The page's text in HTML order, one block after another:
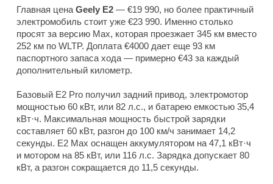
Главная цена Geely E2 — €19 990, но более практичный
электромобиль стоит уже €23 990. Именно столько
просят за версию Max, которая проезжает 345 км вместо
252 км по WLTP. Доплата €4000 дает еще 93 км
паспортного запаса хода — примерно €43 за каждый
дополнительный километр.
Базовый E2 Pro получил задний привод, электромотор
мощностью 60 кВт, или 82 л.с., и батарею емкостью 35,4
кВт·ч. Максимальная мощность быстрой зарядки
составляет 60 кВт, разгон до 100 км/ч занимает 14,2
секунды. E2 Max оснащен аккумулятором на 47,1 кВт·ч
и мотором на 85 кВт, или 116 л.с. Зарядка допускает 80
кВт, а разгон сокращается до 11,5 секунды.